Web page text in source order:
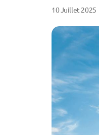
10 Juillet 2025